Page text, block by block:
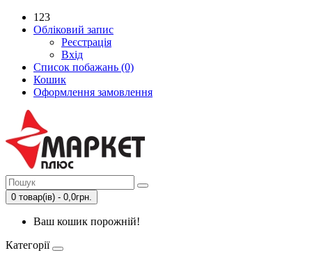
123
Обліковий запис
Реєстрація
Вхід
Список побажань (0)
Кошик
Оформлення замовлення
0 товар(ів) - 0,0грн.
Ваш кошик порожній!
Категорії